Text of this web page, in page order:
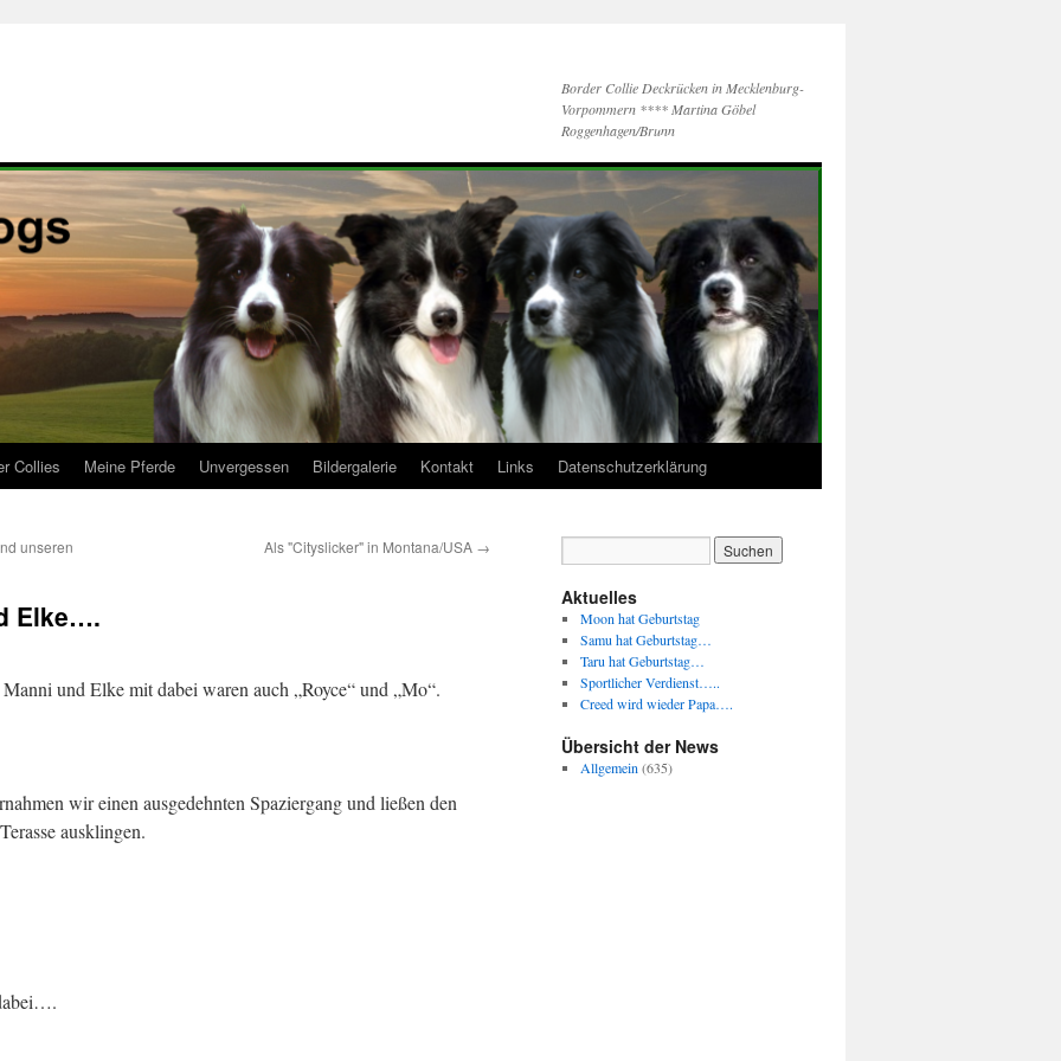
Border Collie Deckrücken in Mecklenburg-
Vorpommern **** Martina Göbel
Roggenhagen/Brunn
Collies Meine Pferde Unvergessen Bildergalerie Kontakt Links Datenschutzerklärung
unseren
Als "Cityslicker" in Montana/USA →
Elke….
und Elke mit dabei waren auch „Royce“ und „Mo“.
wir einen ausgedehnten Spaziergang und ließen den
ausklingen.
Aktuelles
Moon hat Geburtstag
Samu hat Geburtstag…
Taru hat Geburtstag…
Sportlicher Verdienst…..
Creed wird wieder Papa….
Übersicht der News
Allgemein (635)